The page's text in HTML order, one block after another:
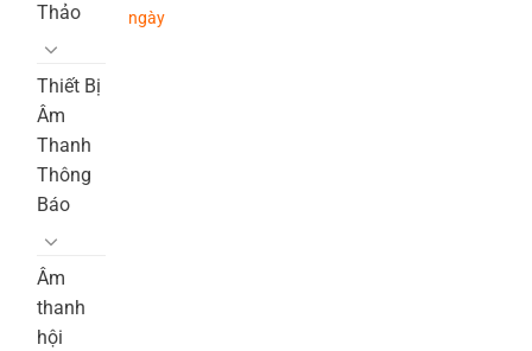
Thảo
Thiết Bị
Âm
Thanh
Thông
Báo
Âm
thanh
hội
ngày